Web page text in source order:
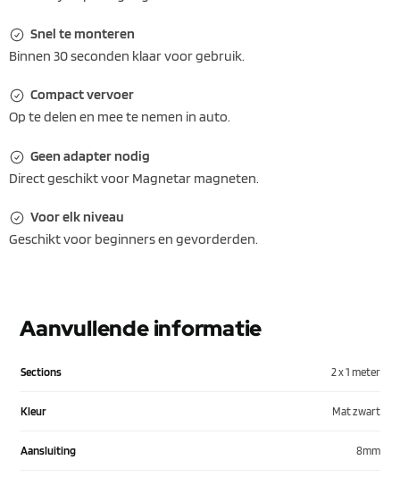
Snel te monteren
Binnen 30 seconden klaar voor gebruik.
Compact vervoer
Op te delen en mee te nemen in auto.
Geen adapter nodig
Direct geschikt voor Magnetar magneten.
Voor elk niveau
Geschikt voor beginners en gevorderden.
Aanvullende informatie
Sections 2 x 1 meter
Kleur Mat zwart
Aansluiting 8mm